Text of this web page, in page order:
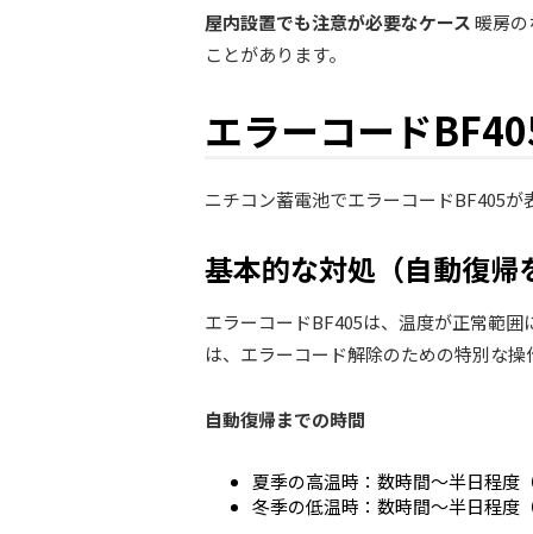
屋内設置でも注意が必要なケース暖房
ことがあります。
エラーコード
ニチコン蓄電池でエラーコードBF405
基本的な対処（自動復帰
エラーコードBF405は、温度が正常範
は、エラーコード解除のための特別な
自動復帰までの時間
夏季の高温時：数時間～半日程度
冬季の低温時：数時間～半日程度